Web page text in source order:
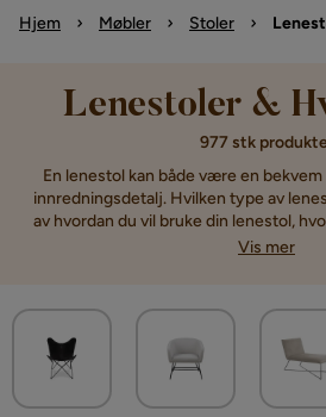
Hjem Møbler Stoler
Lenestoler &
977 stk
En lenestol kan både være en
innredningsdetalj. Hvilken type av
av hvordan du vil bruke din lenestol,
innredningsstil du har. Men uansett
for å være de mest bekvemme
lenestoler som skaper prikken over i-
Utforsk vårt sortiment av lenestoler
Vis mer